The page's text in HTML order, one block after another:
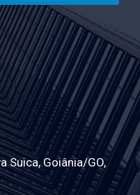
Suica, Goiânia/GO,